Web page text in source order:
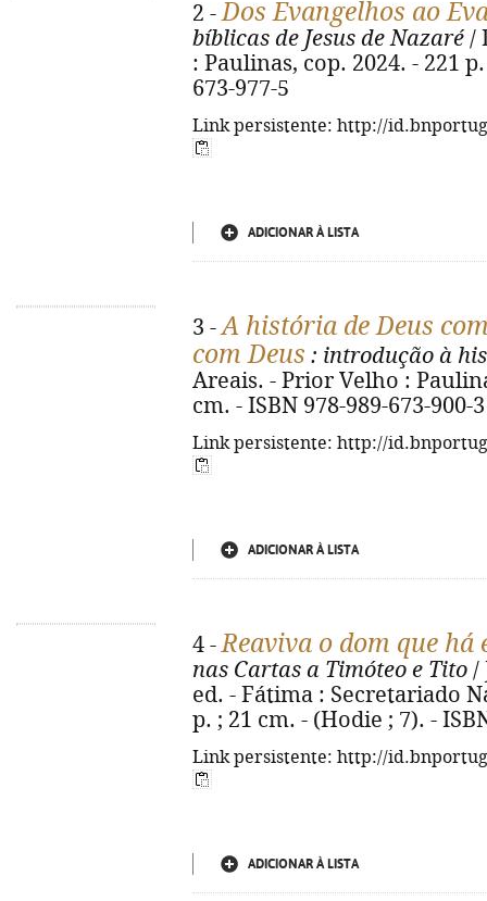
2 -Dos Evangelhos ao
bíblicas de Jesus de Nazaré /
: Paulinas, cop. 2024. - 221
673-977-5
Link persistente: http://
ADICIONAR À LISTA
3 -A história de Deus
com Deus : introdução à
Areais. - Prior Velho :
cm. - ISBN 978-989-673-900-3
Link persistente: http://
ADICIONAR À LISTA
4 -Reaviva o dom que há
nas Cartas a Timóteo e Tito /
ed. - Fátima : Secretariado
p. ; 21 cm. - (Hodie ; 7). -
Link persistente: http://
ADICIONAR À LISTA